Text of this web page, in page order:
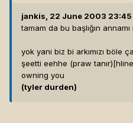
jankis, 22 June 2003
tamam da bu başlığın
yok yani biz bi arkımızı böle
şeetti eehhe (praw
owning you
(tyler durden)